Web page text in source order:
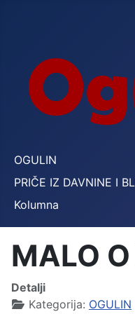
OGULIN
PRIČE IZ DAVNINE I
Kolumna
MALO
Detalji
Kategorija: OGULIN